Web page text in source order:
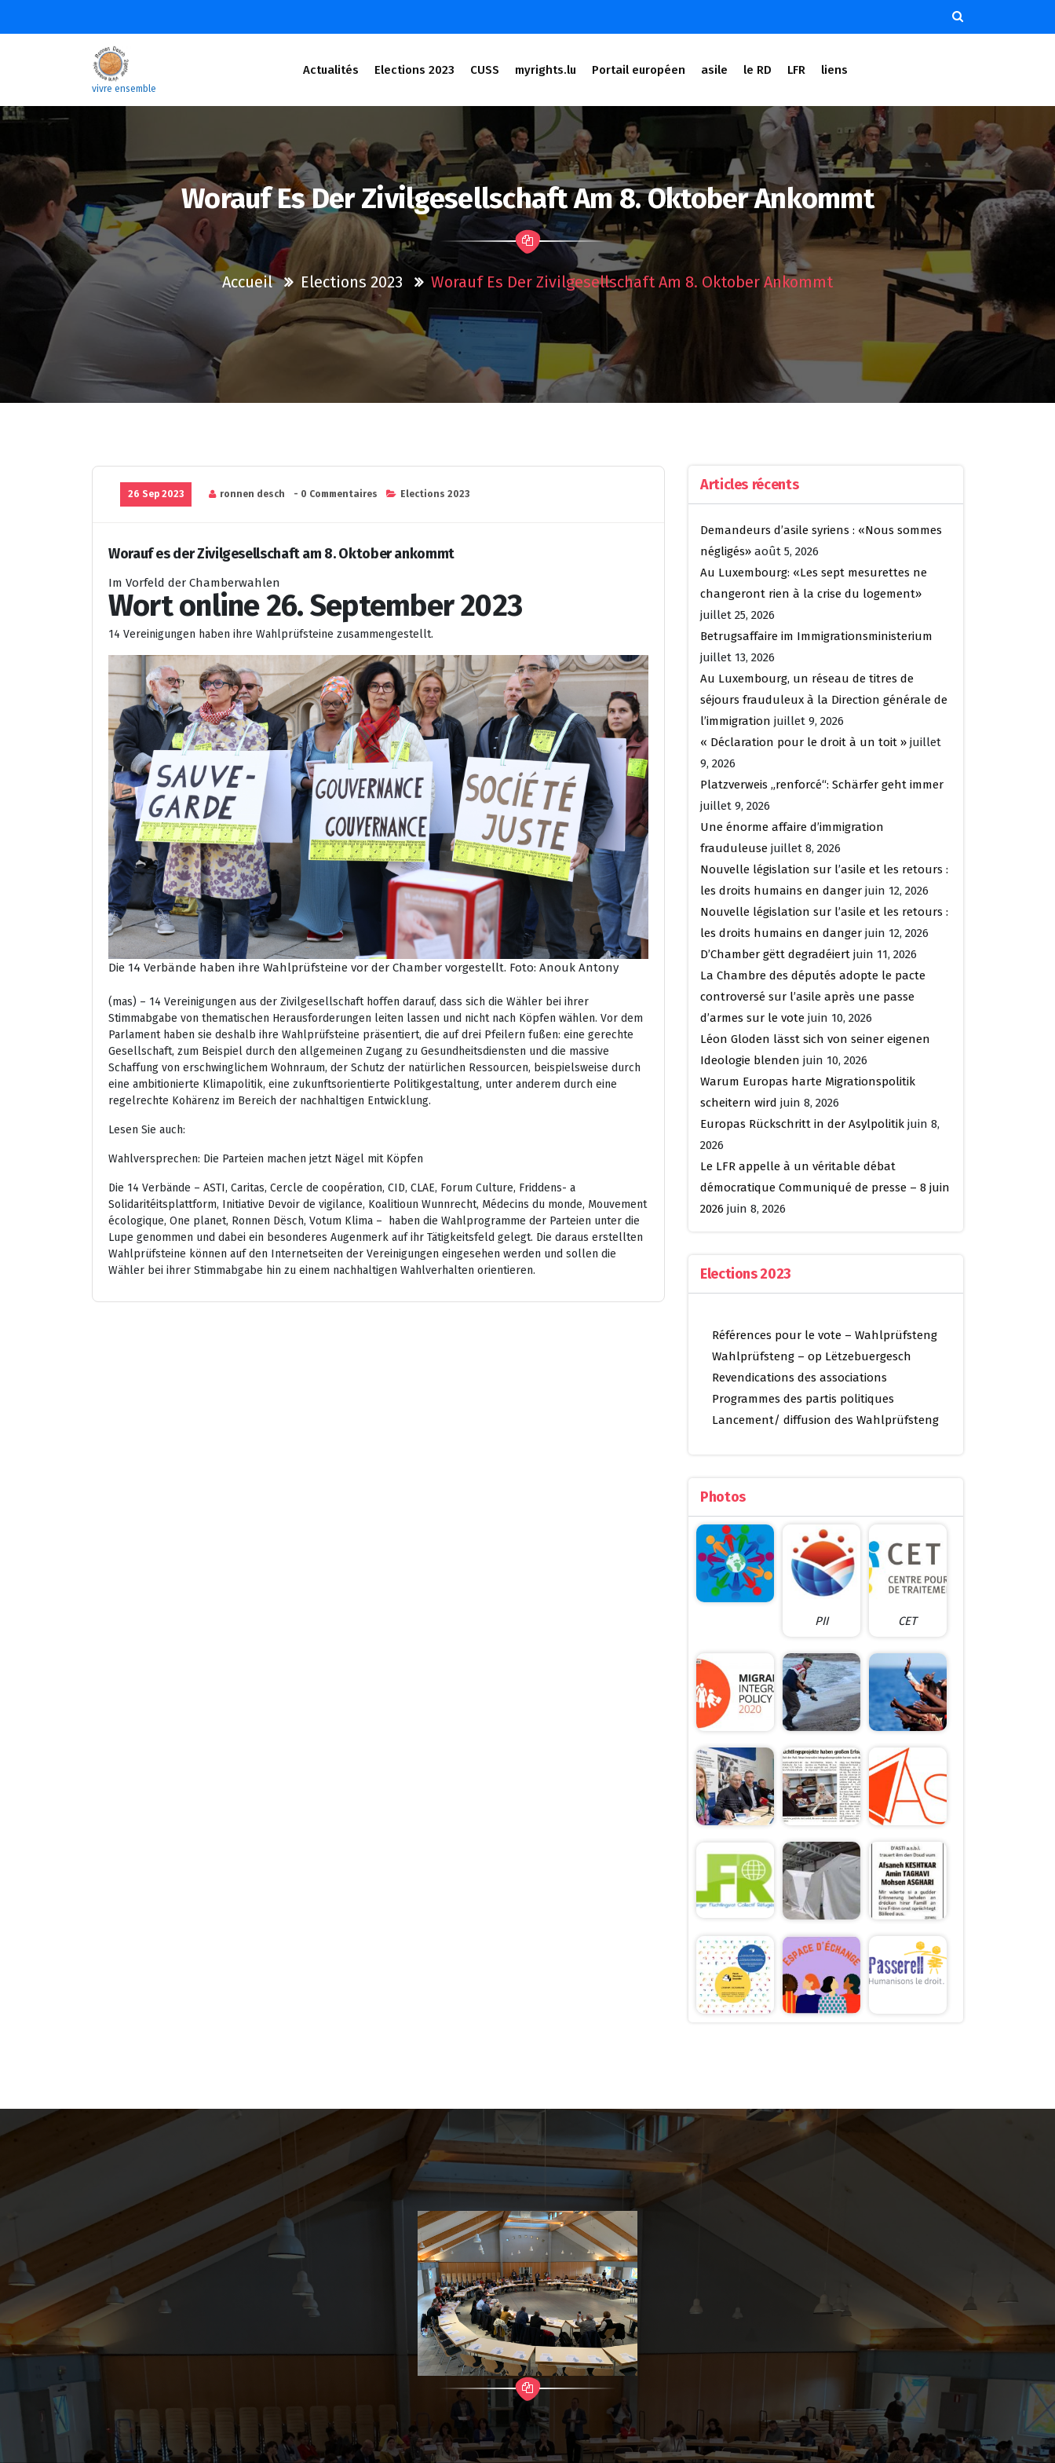
vivre ensemble
Actualités Elections 2023 CUSS myrights.lu Portail européen asile le RD LFR liens
Worauf Es Der Zivilgesellschaft Am 8. Oktober Ankommt
Accueil Elections 2023 Worauf Es Der Zivilgesellschaft Am 8. Oktober Ankommt
26 Sep 2023 ronnen desch - 0 Commentaires Elections 2023
Worauf es der Zivilgesellschaft am 8. Oktober ankommt
Im Vorfeld der Chamberwahlen
Wort online 26. September 2023
14 Vereinigungen haben ihre Wahlprüfsteine zusammengestellt.
Die 14 Verbände haben ihre Wahlprüfsteine vor der Chamber vorgestellt. Foto: Anouk Antony
(mas) – 14 Vereinigungen aus der Zivilgesellschaft hoffen darauf, dass sich die Wähler bei ihrer
Stimmabgabe von thematischen Herausforderungen leiten lassen und nicht nach Köpfen wählen. Vor dem
Parlament haben sie deshalb ihre Wahlprüfsteine präsentiert, die auf drei Pfeilern fußen: eine gerechte
Gesellschaft, zum Beispiel durch den allgemeinen Zugang zu Gesundheitsdiensten und die massive
Schaffung von erschwinglichem Wohnraum, der Schutz der natürlichen Ressourcen, beispielsweise durch
eine ambitionierte Klimapolitik, eine zukunftsorientierte Politikgestaltung, unter anderem durch eine
regelrechte Kohärenz im Bereich der nachhaltigen Entwicklung.
Lesen Sie auch:
Wahlversprechen: Die Parteien machen jetzt Nägel mit Köpfen
Die 14 Verbände – ASTI, Caritas, Cercle de coopération, CID, CLAE, Forum Culture, Friddens- a
Solidaritéitsplattform, Initiative Devoir de vigilance, Koalitioun Wunnrecht, Médecins du monde, Mouvement
écologique, One planet, Ronnen Dësch, Votum Klima – haben die Wahlprogramme der Parteien unter die
Lupe genommen und dabei ein besonderes Augenmerk auf ihr Tätigkeitsfeld gelegt. Die daraus erstellten
Wahlprüfsteine können auf den Internetseiten der Vereinigungen eingesehen werden und sollen die
Wähler bei ihrer Stimmabgabe hin zu einem nachhaltigen Wahlverhalten orientieren.
Articles récents
Demandeurs d’asile syriens : «Nous sommes
négligés» août 5, 2026
Au Luxembourg: «Les sept mesurettes ne
changeront rien à la crise du logement»
juillet 25, 2026
Betrugsaffaire im Immigrationsministerium
juillet 13, 2026
Au Luxembourg, un réseau de titres de
séjours frauduleux à la Direction générale de
l’immigration juillet 9, 2026
« Déclaration pour le droit à un toit » juillet
9, 2026
Platzverweis „renforcé“: Schärfer geht immer
juillet 9, 2026
Une énorme affaire d’immigration
frauduleuse juillet 8, 2026
Nouvelle législation sur l’asile et les retours :
les droits humains en danger juin 12, 2026
Nouvelle législation sur l’asile et les retours :
les droits humains en danger juin 12, 2026
D’Chamber gëtt degradéiert juin 11, 2026
La Chambre des députés adopte le pacte
controversé sur l’asile après une passe
d’armes sur le vote juin 10, 2026
Léon Gloden lässt sich von seiner eigenen
Ideologie blenden juin 10, 2026
Warum Europas harte Migrationspolitik
scheitern wird juin 8, 2026
Europas Rückschritt in der Asylpolitik juin 8,
2026
Le LFR appelle à un véritable débat
démocratique Communiqué de presse – 8 juin
2026 juin 8, 2026
Elections 2023
Références pour le vote – Wahlprüfsteng
Wahlprüfsteng – op Lëtzebuergesch
Revendications des associations
Programmes des partis politiques
Lancement/ diffusion des Wahlprüfsteng
Photos
PII CET